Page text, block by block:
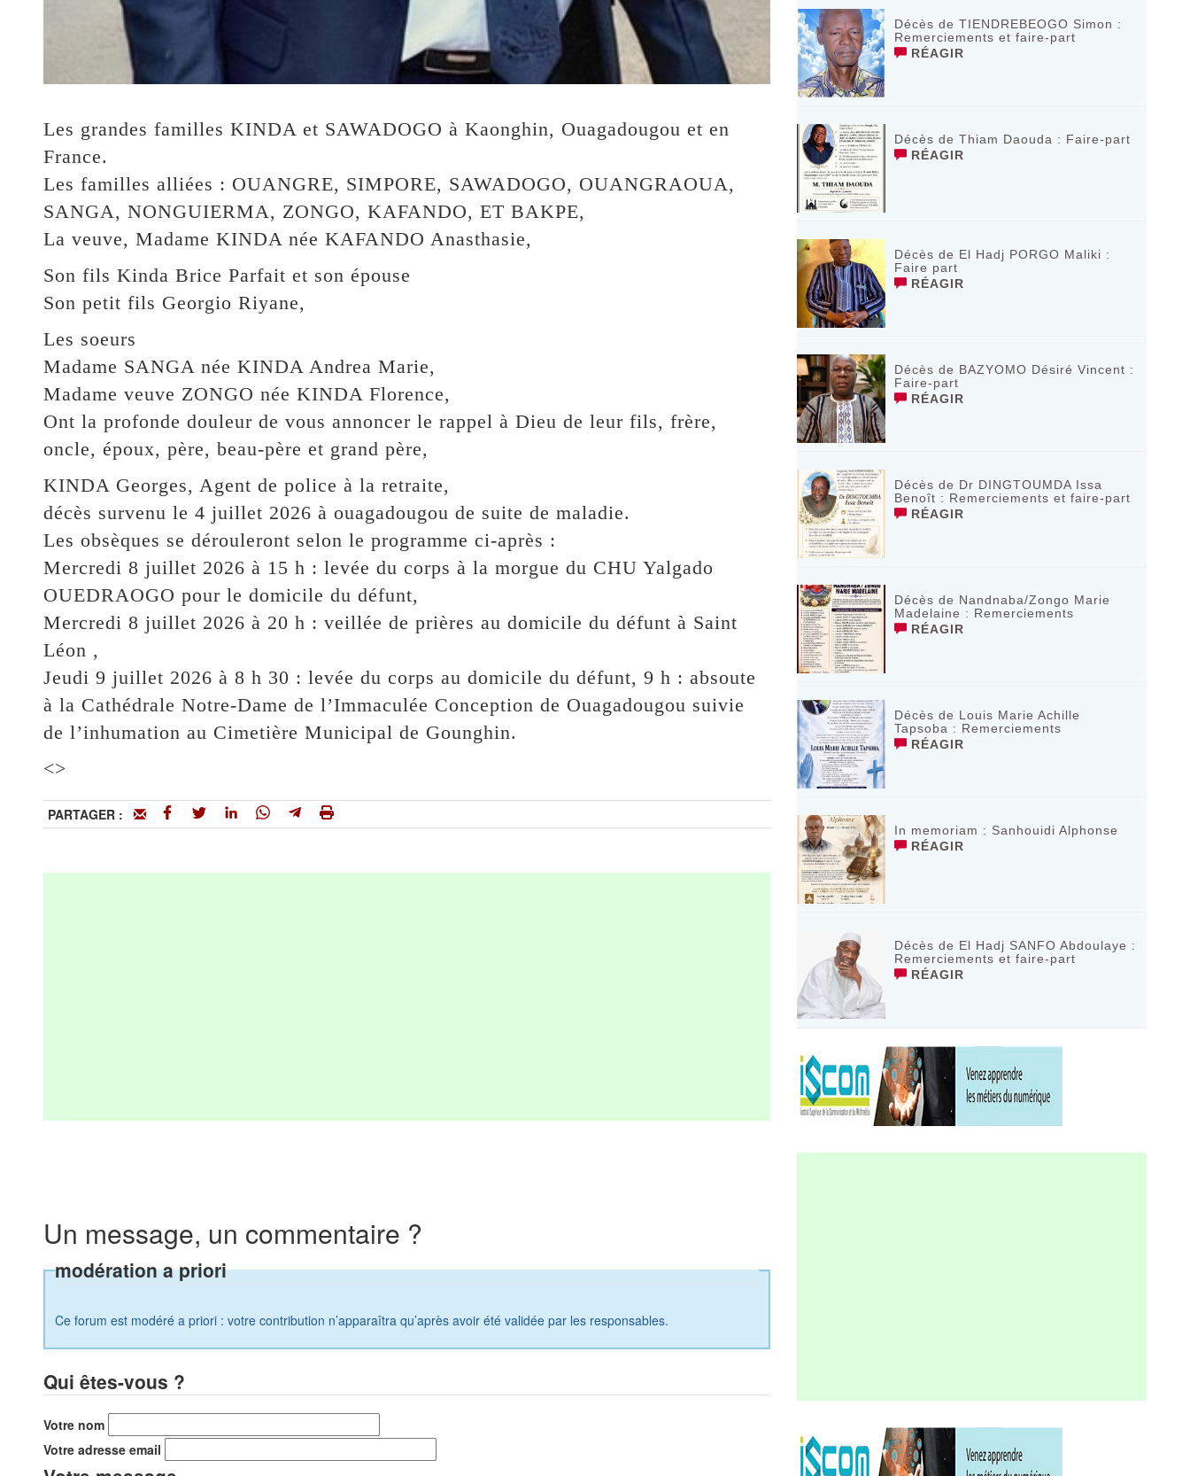
Les grandes familles KINDA et SAWADOGO à Kaonghin, Ouagadougou et en
France.
Les familles alliées : OUANGRE, SIMPORE, SAWADOGO, OUANGRAOUA,
SANGA, NONGUIERMA, ZONGO, KAFANDO, ET BAKPE,
La veuve, Madame KINDA née KAFANDO Anasthasie,
Son fils Kinda Brice Parfait et son épouse
Son petit fils Georgio Riyane,
Les soeurs
Madame SANGA née KINDA Andrea Marie,
Madame veuve ZONGO née KINDA Florence,
Ont la profonde douleur de vous annoncer le rappel à Dieu de leur fils, frère,
oncle, époux, père, beau-père et grand père,
KINDA Georges, Agent de police à la retraite,
décès survenu le 4 juillet 2026 à ouagadougou de suite de maladie.
Les obsèques se dérouleront selon le programme ci-après :
Mercredi 8 juillet 2026 à 15 h : levée du corps à la morgue du CHU Yalgado
OUEDRAOGO pour le domicile du défunt,
Mercredi 8 juillet 2026 à 20 h : veillée de prières au domicile du défunt à Saint
Léon ,
Jeudi 9 juillet 2026 à 8 h 30 : levée du corps au domicile du défunt, 9 h : absoute
à la Cathédrale Notre-Dame de l’Immaculée Conception de Ouagadougou suivie
de l’inhumation au Cimetière Municipal de Gounghin.
<>
PARTAGER :
Un message, un commentaire ?
modération a priori
Ce forum est modéré a priori : votre contribution n’apparaîtra qu’après avoir été validée par les responsables.
Qui êtes-vous ?
Votre nom
Votre adresse email
Décès de TIENDREBEOGO Simon :
Remerciements et faire-part
RÉAGIR
Décès de Thiam Daouda : Faire-part
RÉAGIR
Décès de El Hadj PORGO Maliki :
Faire part
RÉAGIR
Décès de BAZYOMO Désiré Vincent :
Faire-part
RÉAGIR
Décès de Dr DINGTOUMDA Issa
Benoît : Remerciements et faire-part
RÉAGIR
Décès de Nandnaba/Zongo Marie
Madelaine : Remerciements
RÉAGIR
Décès de Louis Marie Achille
Tapsoba : Remerciements
RÉAGIR
In memoriam : Sanhouidi Alphonse
RÉAGIR
Décès de El Hadj SANFO Abdoulaye :
Remerciements et faire-part
RÉAGIR